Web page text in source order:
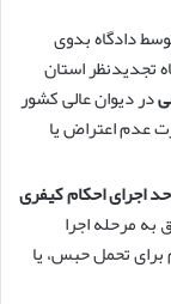
دادگاه بدوی
تجدیدنظر استان
در دیوان عالی کشور
عدم اعتراض یا
اجرای احکام کیفری
مرحله اجرا
تحمل حبس، یا